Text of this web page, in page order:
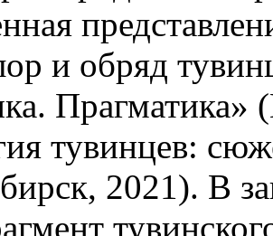
и обряд
тувинцев:
2021). В